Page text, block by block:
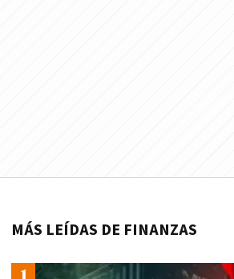
MÁS LEÍDAS DE FINANZAS